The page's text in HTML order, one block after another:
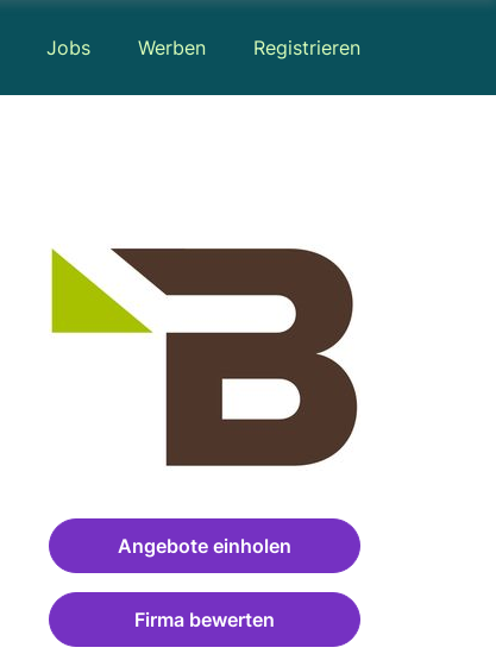
Jobs Werben Registrieren
Angebote einholen
Firma bewerten